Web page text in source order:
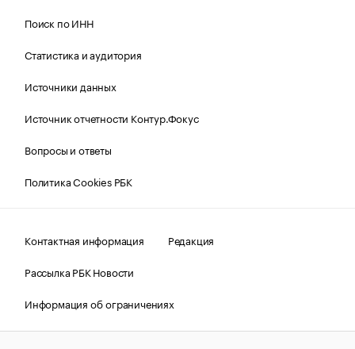
Поиск по ИНН
Статистика и аудитория
Источники данных
Источник отчетности Контур.Фокус
Вопросы и ответы
Политика Cookies РБК
Контактная информация
Редакция
Рассылка РБК Новости
Информация об ограничениях
Правовая информация
О соблюдении авторских прав